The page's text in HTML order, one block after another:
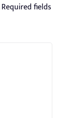
Required fields